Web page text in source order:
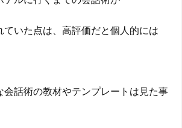
ていた点は、高評価だと個人的には
会話術の教材やテンプレートは見た事